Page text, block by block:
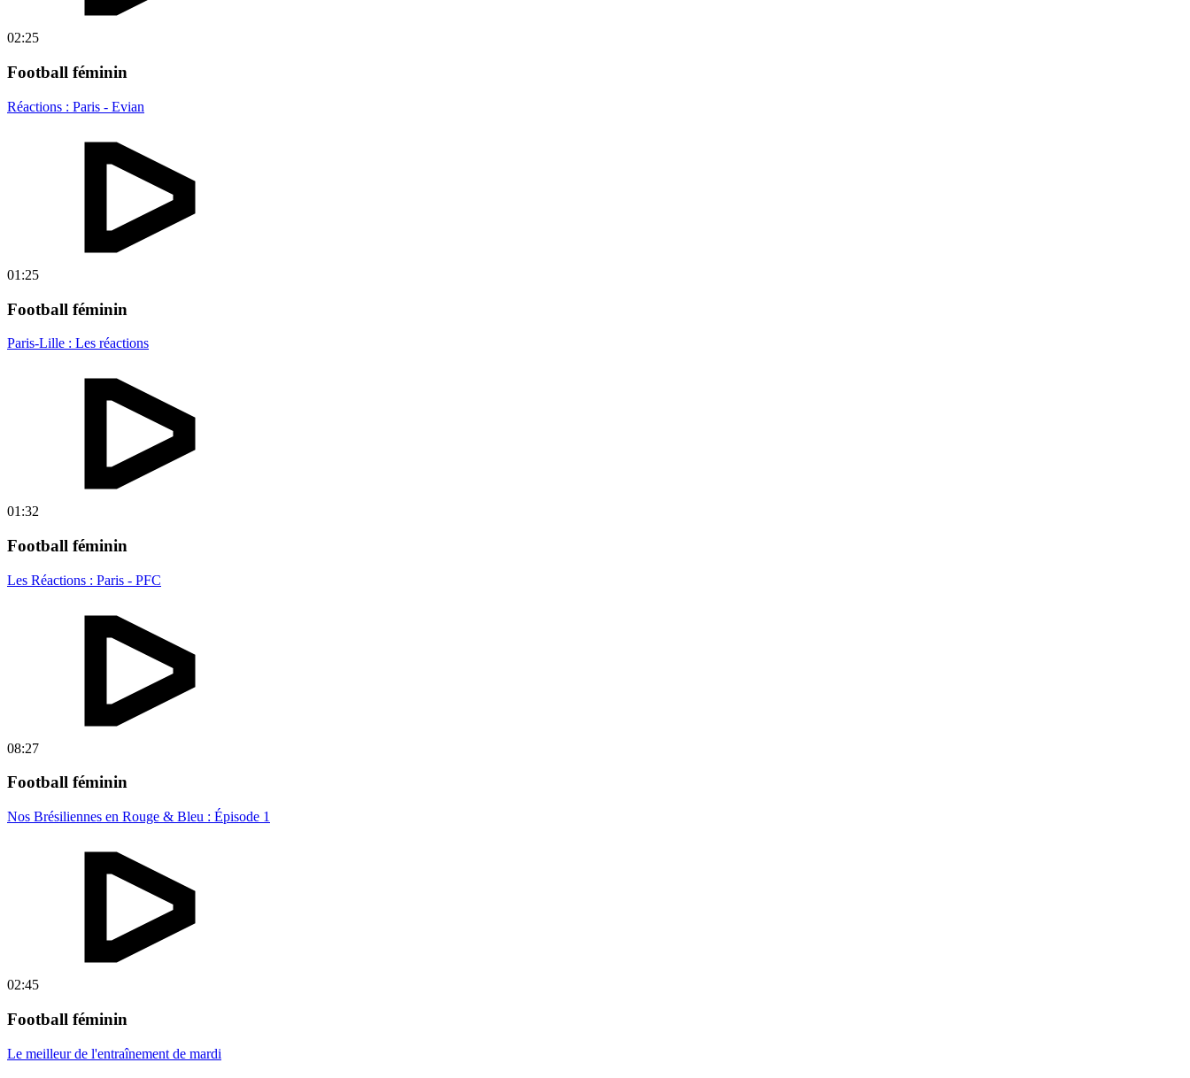
02:25
Football féminin
Réactions : Paris - Evian
01:25
Football féminin
Paris-Lille : Les réactions
01:32
Football féminin
Les Réactions : Paris - PFC
08:27
Football féminin
Nos Brésiliennes en Rouge & Bleu : Épisode 1
02:45
Football féminin
Le meilleur de l'entraînement de mardi